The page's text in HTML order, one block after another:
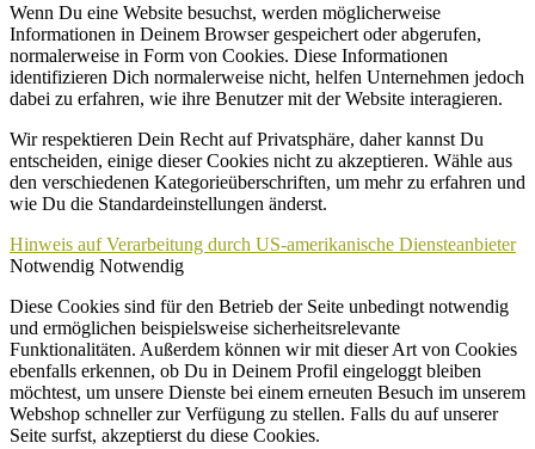
Wenn Du eine Website besuchst, werden möglicherweise
Informationen in Deinem Browser gespeichert oder abgerufen,
normalerweise in Form von Cookies. Diese Informationen
identifizieren Dich normalerweise nicht, helfen Unternehmen jedoch
dabei zu erfahren, wie ihre Benutzer mit der Website interagieren.
Wir respektieren Dein Recht auf Privatsphäre, daher kannst Du
entscheiden, einige dieser Cookies nicht zu akzeptieren. Wähle aus
den verschiedenen Kategorieüberschriften, um mehr zu erfahren und
wie Du die Standardeinstellungen änderst.
Hinweis auf Verarbeitung durch US-amerikanische Diensteanbieter
Notwendig Notwendig
Diese Cookies sind für den Betrieb der Seite unbedingt notwendig
und ermöglichen beispielsweise sicherheitsrelevante
Funktionalitäten. Außerdem können wir mit dieser Art von Cookies
ebenfalls erkennen, ob Du in Deinem Profil eingeloggt bleiben
möchtest, um unsere Dienste bei einem erneuten Besuch im unserem
Webshop schneller zur Verfügung zu stellen. Falls du auf unserer
Seite surfst, akzeptierst du diese Cookies.